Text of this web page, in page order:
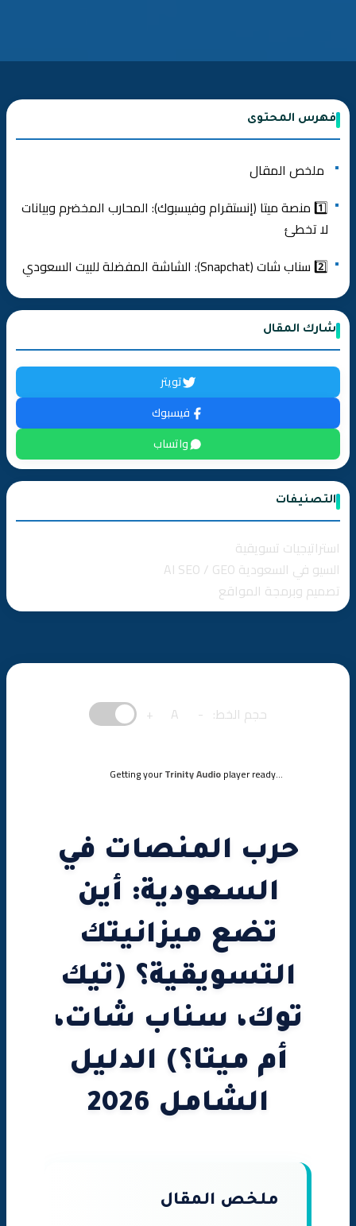
حجم الخط: -
A
+
Getting yourTrinity Audioplayer ready...
حرب المنصات في
السعودية: أين
تضع ميزانيتك
التسويقية؟ (تيك
توك، سناب شات،
أم ميتا؟) الدليل
الشامل 2026
ملخص المقال
فهرس المحتوى
ملخص المقال
1️⃣ منصة ميتا (إنستقرام وفيسبوك): المحارب المخضرم وبيانات
لا تخطئ
2️⃣ سناب شات (Snapchat): الشاشة المفضلة للبيت السعودي
⚠️ فخ إعلانات سناب شات للمبتدئين
3️⃣ تيك توك (TikTok): العملاق الفيروسي وصانع التريندات
📊 مقارنة استراتيجية بالأرقام: أين تصرف ميزانيتك؟
منهجية العمل التي نطبقها لعملائنا:
❓ الأسئلة الشائعة حول إدارة الحملات
هل تستنزف ميزانيتك دون رؤية أرباح حقيقية؟
شارك المقال
تويتر
فيسبوك
واتساب
التصنيفات
استراتيجيات تسويقية
السيو في السعودية AI SEO / GEO
تصميم وبرمجة المواقع